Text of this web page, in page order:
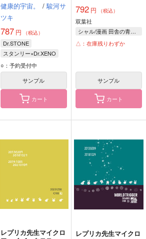
健康的宇宙。
/ 駿河サ
ツキ
787 円 （税込）
Dr.STONE
スタンリー×Dr.XENO
スタンリー・スナイダー
Dr.XENO
○：予約受付中
サンプル
カート
たけど、実は世界最強
の龍魔法使いです 1
792円 （税込）
双葉社
シャル/漫画 田舎の青年/原作 のせさつき/キャラクター原案
△：在庫残りわずか
サンプル
カート
レプリカ先生マイクロ
レプリカ先生マイクロ